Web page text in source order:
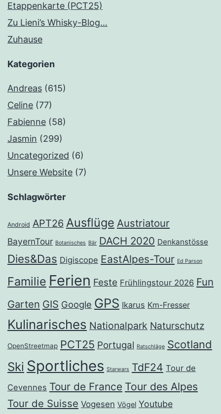
Etappenkarte (PCT25)
Zu Lieni’s Whisky-Blog…
Zuhause
Kategorien
Andreas (615)
Celine (77)
Fabienne (58)
Jasmin (299)
Uncategorized (6)
Unsere Website (7)
Schlagwörter
Android APT26 Ausflüge Austriatour
BayernTour Botanisches Bär DACH 2020 Denkanstösse
Dies&Das Digiscope EastAlpes-Tour Ed Parson
Familie Ferien Feste Frühlingstour 2026 Fun
Garten GIS Google GPS Ikarus Km-Fresser
Kulinarisches Nationalpark Naturschutz
OpenStreetmap PCT25 Portugal Ratschläge Scotland
Ski Sportliches Starwars TdF24 Tour de
Cevennes Tour de France Tour des Alpes
Tour de Suisse Vogesen Vögel Youtube